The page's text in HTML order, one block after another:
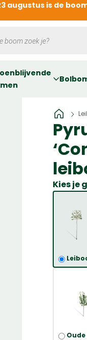
augustus is de
Home
»
Kies je